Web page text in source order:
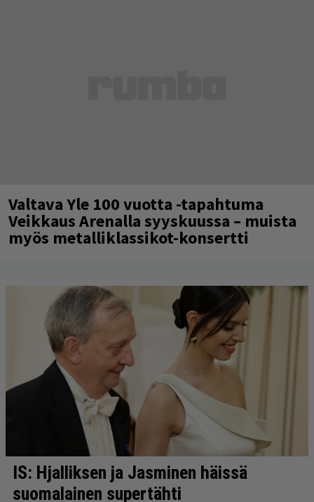
Valtava Yle 100 vuotta -tapahtuma
Veikkaus Arenalla syyskuussa – muista
myös metalliklassikot-konsertti